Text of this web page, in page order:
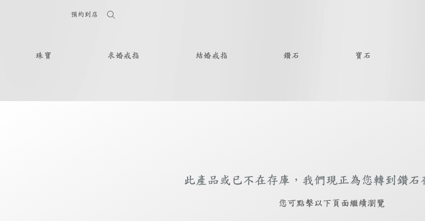
預約到店
珠寶 求婚戒指 結婚戒指 鑽石 寶石
此產品或已不在存庫，我們現正為您轉到鑽石
​您可點擊以下頁面繼續瀏覽